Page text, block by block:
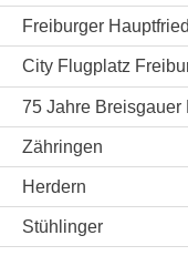
Freiburger
City Flugplatz
75 Jahre Breisgauer
Zähringen
Herdern
Stühlinger